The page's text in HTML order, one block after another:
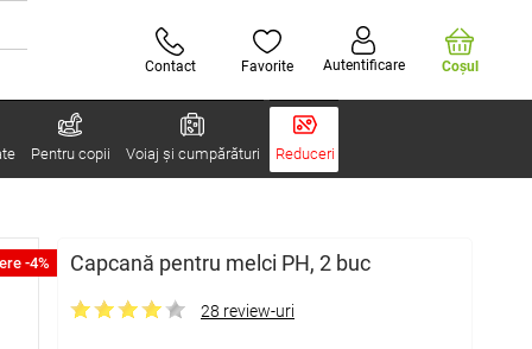
Contact Favorite Autentificare Coşul
Pentru copii Voiaj și cumpărături Reduceri
-4% Capcană pentru melci PH, 2 buc
28 review-uri